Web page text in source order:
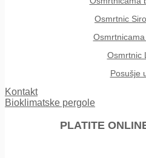
Osmrtnic
Osmrtnic
Posušje
Kontakt
Bioklimatske pergole
PLATITE